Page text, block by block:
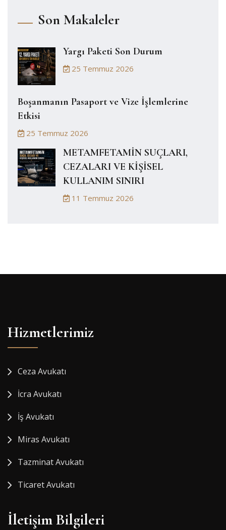
Son Makaleler
Yargı Paketi Son Durum
25 Temmuz 2026
Boşanmanın Pasaport ve Vize İşlemlerine
Etkisi
25 Temmuz 2026
METAMFETAMİN SUÇLARI,
CEZALARI VE KİŞİSEL
KULLANIM SINIRI
11 Temmuz 2026
Hizmetlerimiz
Ceza Avukatı
İcra Avukatı
İş Avukatı
Miras Avukatı
Tazminat Avukatı
Ticaret Avukatı
İletişim Bilgileri